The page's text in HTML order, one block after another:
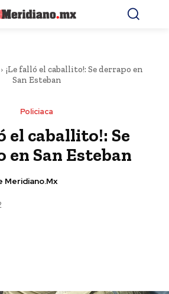
¡Le falló el caballito!: Se derrapo en
San Esteban
Policiaca
el caballito!: Se
en San Esteban
Meridiano.mx